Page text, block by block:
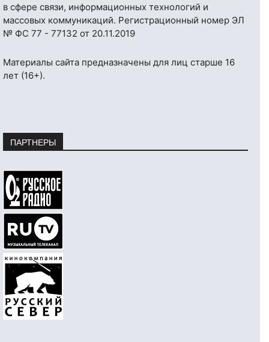
в сфере связи, информационных технологий и
массовых коммуникаций. Регистрационный номер ЭЛ
№ ФС 77 - 77132 от 20.11.2019
Материалы сайта предназначены для лиц старше 16
лет (16+).
ПАРТНЕРЫ